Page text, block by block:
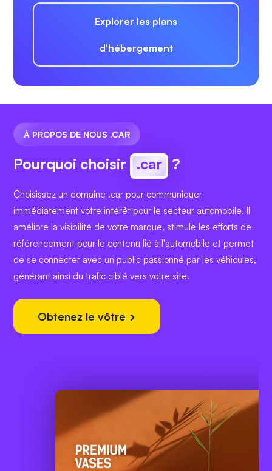
Explorer les plans
d'hébergement
À PROPOS DE NOUS .CAR
Pourquoi choisir .car ?
Choisissez un domaine .car pour communiquer
immédiatement votre intérêt pour le secteur automobile. Il
améliore la visibilité de votre marque, stimule les efforts de
référencement pour le contenu lié à l'automobile et permet
de se connecter avec un public passionné par les véhicules,
générant ainsi du trafic ciblé vers votre site.
Obtenez le vôtre